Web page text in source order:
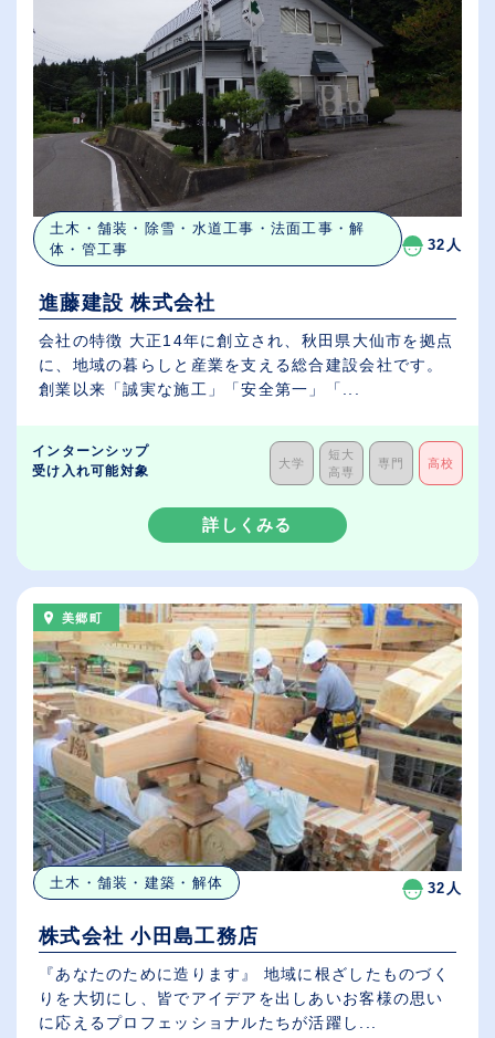
土木・舗装・除雪・水道工事・法面工事・解
体・管工事
32人
進藤建設 株式会社
会社の特徴 大正14年に創立され、秋田県大仙市を拠点
に、地域の暮らしと産業を支える総合建設会社です。
創業以来「誠実な施工」「安全第一」「...
インターンシップ
受け入れ可能対象
大学
短大
高専
専門 高校
詳しくみる
美郷町
土木・舗装・建築・解体 32人
株式会社 小田島工務店
『あなたのために造ります』 地域に根ざしたものづく
りを大切にし、皆でアイデアを出しあいお客様の思い
に応えるプロフェッショナルたちが活躍し...